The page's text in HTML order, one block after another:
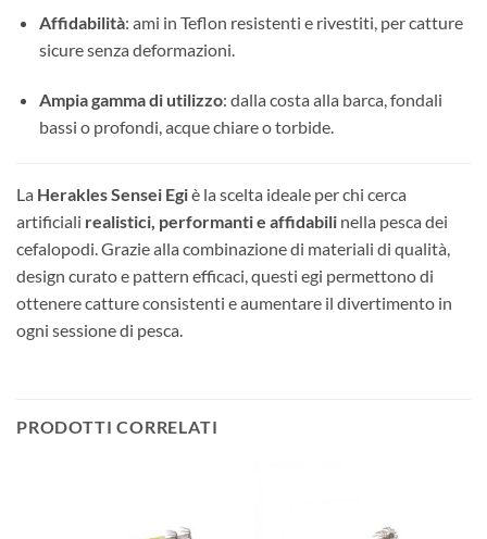
Affidabilità: ami in Teflon resistenti e rivestiti, per catture
sicure senza deformazioni.
Ampia gamma di utilizzo: dalla costa alla barca, fondali
bassi o profondi, acque chiare o torbide.
La Herakles Sensei Egiè la scelta ideale per chi cerca
artificiali realistici, performanti e affidabili nella pesca dei
cefalopodi. Grazie alla combinazione di materiali di qualità,
design curato e pattern efficaci, questi egi permettono di
ottenere catture consistenti e aumentare il divertimento in
ogni sessione di pesca.
PRODOTTI CORRELATI